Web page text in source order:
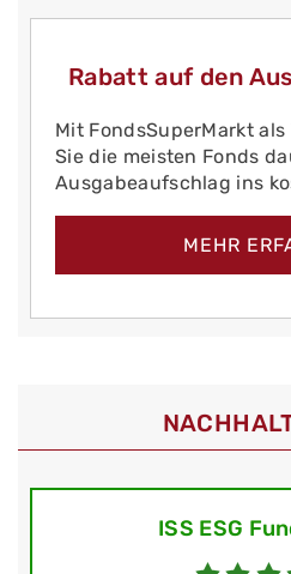
Rabatt auf den
Mit FondsSuperMarkt
Sie die meisten Fonds
Ausgabeaufschlag ins
MEHR
ISS ESG